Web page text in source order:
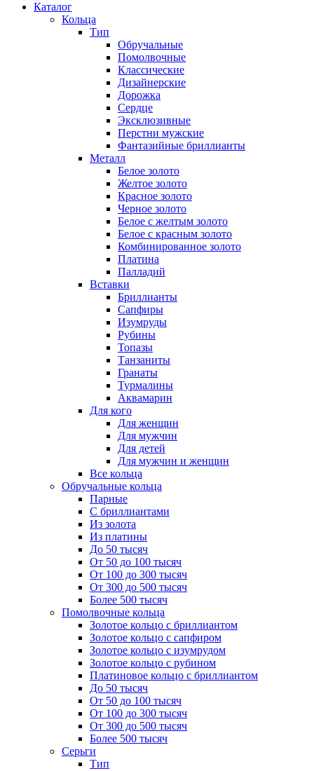
Каталог
Кольца
Тип
Обручальные
Помолвочные
Классические
Дизайнерские
Дорожка
Сердце
Эксклюзивные
Перстни мужские
Фантазийные бриллианты
Металл
Белое золото
Желтое золото
Красное золото
Черное золото
Белое с желтым золото
Белое с красным золото
Комбинированное золото
Платина
Палладий
Вставки
Бриллианты
Сапфиры
Изумруды
Рубины
Топазы
Танзаниты
Гранаты
Турмалины
Аквамарин
Для кого
Для женщин
Для мужчин
Для детей
Для мужчин и женщин
Все кольца
Обручальные кольца
Парные
С бриллиантами
Из золота
Из платины
До 50 тысяч
От 50 до 100 тысяч
От 100 до 300 тысяч
От 300 до 500 тысяч
Более 500 тысяч
Помолвочные кольца
Золотое кольцо с бриллиантом
Золотое кольцо с сапфиром
Золотое кольцо с изумрудом
Золотое кольцо с рубином
Платиновое кольцо с бриллиантом
До 50 тысяч
От 50 до 100 тысяч
От 100 до 300 тысяч
От 300 до 500 тысяч
Более 500 тысяч
Серьги
Тип